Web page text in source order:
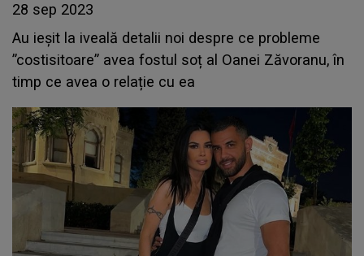
28 sep 2023
Au ieșit la iveală detalii noi despre ce probleme
”costisitoare” avea fostul soț al Oanei Zăvoranu, în
timp ce avea o relație cu ea